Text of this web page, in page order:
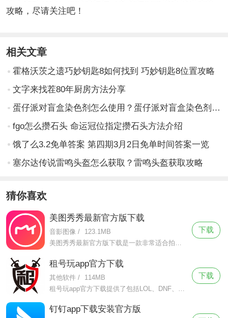
攻略，尽请关注吧！
相关文章
霍格沃茨之遗巧妙钥匙8如何找到 巧妙钥匙8位置攻略
文字来找茬80年厨房方法分享
蛋仔派对盲盒染色剂怎么使用？蛋仔派对盲盒染色剂使用方法
fgo怎么攒石头 命运冠位指定攒石头方法介绍
饿了么3.2免单答案 第四期3月2日免单时间答案一览
塞尔达传说雷鸣头盔怎么获取？雷鸣头盔获取攻略
猜你喜欢
美图秀秀最新官方版下载
音影图像 /
123.1MB
美图秀秀最新官方版下载是一款非常适合拍照修图的手机摄像软件，美图秀秀最新官方版下载该软件有着简洁轻便的页面设计，拥有超级强大的功能。
下载
租号玩app官方下载
其他软件 /
114MB
下载
钉钉app下载安装官方版